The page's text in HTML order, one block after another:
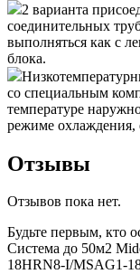
2 варианта
соединительных
выполняться как с
блока.
со специальным
температуре
режиме охлаждения,
Отзывы
Отзывов пока нет.
Будьте первым, кто
Система до 50м2
18HRN8-I/MSAG1-